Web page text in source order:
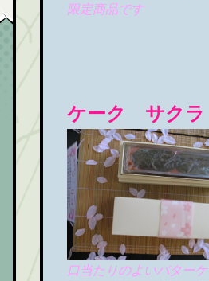
限定商品です
ケーク サク
口当たりのよいバター